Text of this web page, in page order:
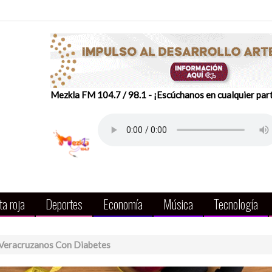
Mezkla FM 104.7 / 98.1 - ¡Escúchanos en cualquier
roja Deportes Economía Música Tecnología
Con Diabetes